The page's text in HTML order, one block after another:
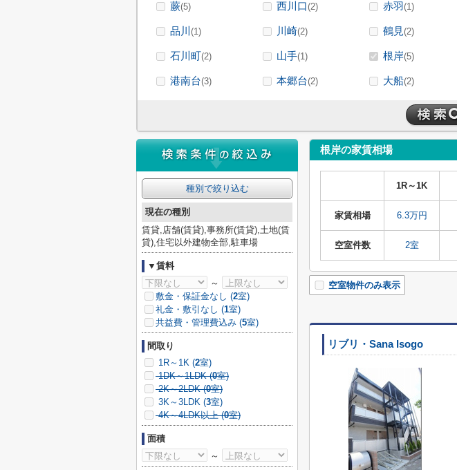
蕨(5) 西川口(2) 赤羽(1)
品川 (1) 川崎(2) 鶴見(2)
石川町(2) 山手(1) 根岸(5)
港南台(3) 本郷台(2) 大船(2)
根岸の家賃相場
1R～1K
家賃相場 6.3万円
空室件数 2室
空室物件のみ表示
リブリ・Sana Isogo
種別で絞り込む
現在の種別
賃貸,店舗(賃貸),事務所(賃貸),土地(賃
貸),住宅以外建物全部,駐車場
▼賃料
～
敷金・保証金なし (2室)
礼金・敷引なし (1室)
共益費・管理費込み (5室)
間取り
1R～1K (2室)
1DK～1LDK (0室)
2K～2LDK (0室)
3K～3LDK (3室)
4K～4LDK以上 (0室)
面積
～